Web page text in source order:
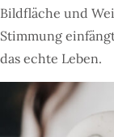
Bildfläche und
Stimmung
das echte Leben.